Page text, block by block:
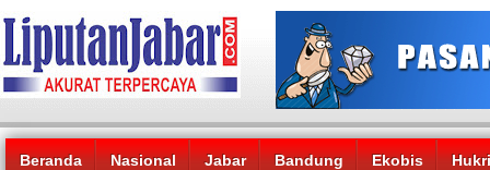
Beranda Nasional Jabar Bandung Ekobis